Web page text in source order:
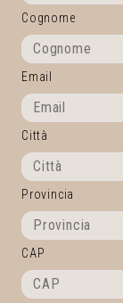
Cognome
Email
Città
Provincia
CAP